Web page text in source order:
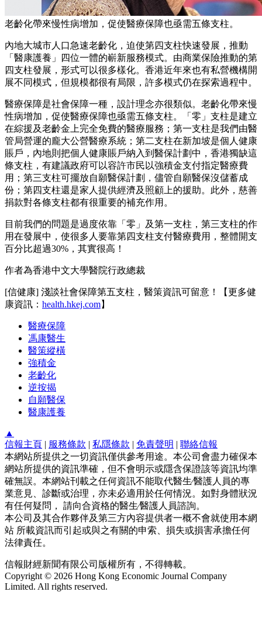
老齡化帶來慢性病增加，促使醫療保障也亟需五條支柱。
內地大城市人口急速老齡化，迫使第四支柱快速發展，推動
「醫康護養」四位一體的嶄新服務模式。由商業保險推動的第
四支柱發展，形式可以很多樣化。香港近年來也有私營機構開
展不同模式，但規模都很有局限，許多模式仍在探索過程中。
醫療保障是社會保障一種，設計理念亦很類似。老齡化帶來慢
性病增加，促使醫療保障也亟需五條支柱。「零」支柱是建立
在綜援及老齡金上完全免費的醫療服務；第一支柱是我們由醫
管局營運的龐大公營醫療系統；第二支柱在新加坡是個人健康
賬戶，內地則把個人健康賬戶納入到醫保計劃中，香港獨缺這
條支柱，有建議政府可以容許市民以強積金支付指定醫療費
用；第三支柱可擺放自願醫保計劃，儘管自願醫保沒儲蓄成
份；第四支柱還是家人提供經濟及照顧上的援助。此外，慈善
捐款對各條支柱都有很重要的補充作用。
目前我們的問題是過度依靠「零」及第一支柱，第三支柱的作
用在發展中，使很多人要靠第四支柱支付醫療費用，整體開支
百分比超過30%，其實很高！
作者為香港中文大學醫院行政總裁
[信健康] 淺談社會保障第五支柱，醫策資訊可留意！【更多健
康資訊： health.hkej.com】
醫療保障
馮康醫生
醫策縱橫
強積金
老齡化
逆按揭
自願醫保
醫康護養
▲
信報主頁 | 服務條款 | 私隱條款 | 免責聲明 | 聯絡信報
本網站所提供之一切資訊僅供參考用途。本公司會盡力確保本
網站所提供的資訊準確，但不會明示或隱含保證該等資訊均準
確無誤。本網站刊載之任何資訊不能取代醫生∕醫護人員的專
業意見、診斷或治理，亦未必適用於任何情況。如對身體狀況
有任何疑問， 請向合資格的醫生∕醫護人員諮詢。
本公司及其合作夥伴及第三方內容提供者一概不會就使用本網
站 所載資訊而引起或與之有關的申索、損失或損害承擔任何
法律責任。
信報財經新聞有限公司版權所有，不得轉載。
Copyright © 2026 Hong Kong Economic Journal Company
Limited. All rights reserved.